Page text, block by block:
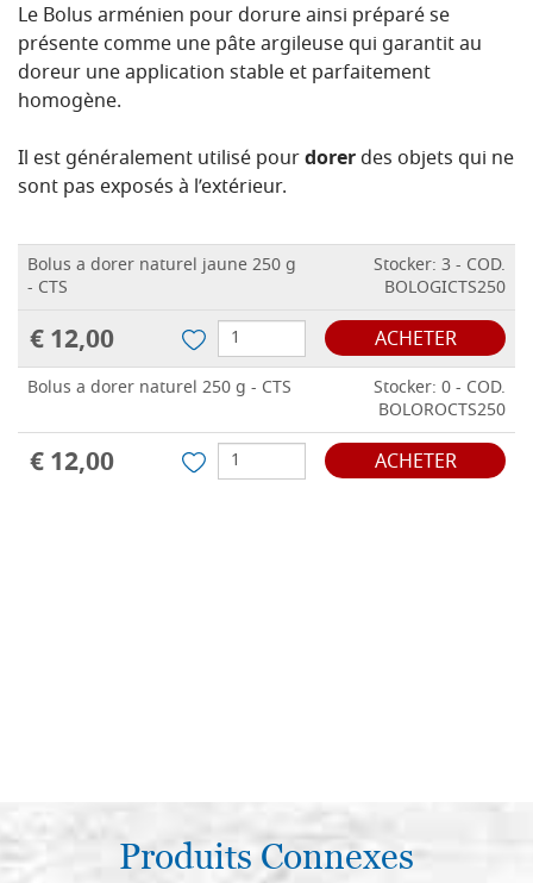
Le Bolus arménien pour dorure ainsi préparé se
présente comme une pâte argileuse qui garantit au
doreur une application stable et parfaitement
homogène.
Il est généralement utilisé pourdorerdes objets qui ne
sont pas exposés à l’extérieur.
Bolus a dorer naturel jaune 250 g
- CTS
Stocker: 3 - COD.
BOLOGICTS250
€ 12,00 ACHETER
Bolus a dorer naturel 250 g - CTS
Stocker: 0 - COD.
BOLOROCTS250
€ 12,00 ACHETER
Produits Connexes